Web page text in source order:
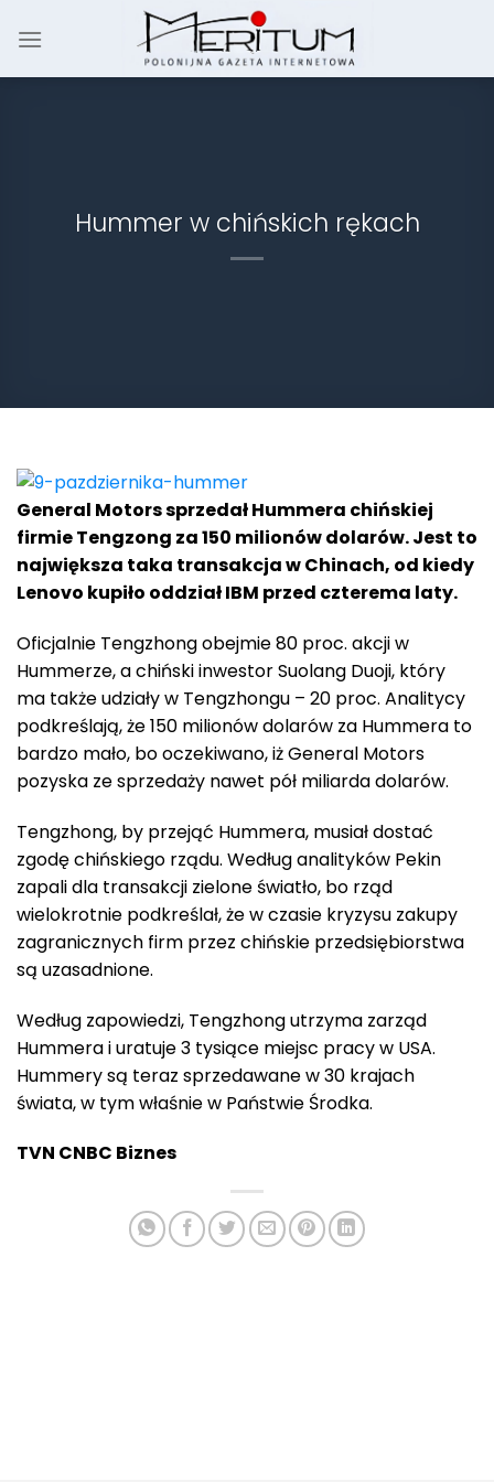
Hummer w chińskich rękach
General Motors sprzedał Hummera chińskiej
firmie Tengzong za 150 milionów dolarów. Jest to
największa taka transakcja w Chinach, od kiedy
Lenovo kupiło oddział IBM przed czterema laty.
Oficjalnie Tengzhong obejmie 80 proc. akcji w
Hummerze, a chiński inwestor Suolang Duoji, który
ma także udziały w Tengzhongu – 20 proc. Analitycy
podkreślają, że 150 milionów dolarów za Hummera to
bardzo mało, bo oczekiwano, iż General Motors
pozyska ze sprzedaży nawet pół miliarda dolarów.
Tengzhong, by przejąć Hummera, musiał dostać
zgodę chińskiego rządu. Według analityków Pekin
zapali dla transakcji zielone światło, bo rząd
wielokrotnie podkreślał, że w czasie kryzysu zakupy
zagranicznych firm przez chińskie przedsiębiorstwa
są uzasadnione.
Według zapowiedzi, Tengzhong utrzyma zarząd
Hummera i uratuje 3 tysiące miejsc pracy w USA.
Hummery są teraz sprzedawane w 30 krajach
świata, w tym właśnie w Państwie Środka.
TVN CNBC Biznes